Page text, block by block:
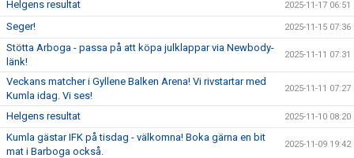
Helgens resultat 2025-11-17 06:51
Seger! 2025-11-15 07:36
Stötta Arboga - passa på att köpa julklappar via Newbody-
länk!
2025-11-11 07:31
Veckans matcher i Gyllene Balken Arena! Vi rivstartar med
Kumla idag. Vi ses!
2025-11-11 07:27
Helgens resultat 2025-11-10 08:20
Kumla gästar IFK på tisdag - välkomna! Boka gärna en bit
mat i Barboga också.
2025-11-09 19:42